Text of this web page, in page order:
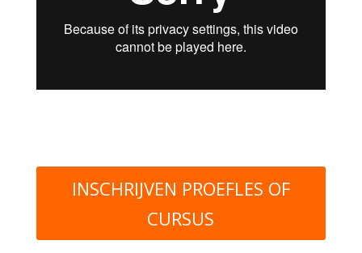
INSCHRIJVEN PROEFLES OF
CURSUS